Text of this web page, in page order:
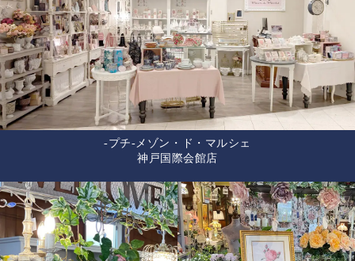
-プチ-メゾン・ド・マルシェ
神戸国際会館店